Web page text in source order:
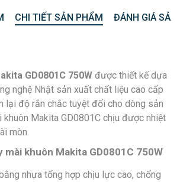
CHI TIẾT SẢN PHẨM ĐÁNH GIÁ
GD0801C 750W được thiết kế dựa
nghệ Nhật sản xuất chất liệu cao cấp
lại độ rắn chắc tuyệt đối cho dòng sản
khuôn Makita GD0801C chịu được nhiệt
mòn.
mài khuôn Makita GD0801C 750W
nhựa tổng hợp chịu lực cao, chống